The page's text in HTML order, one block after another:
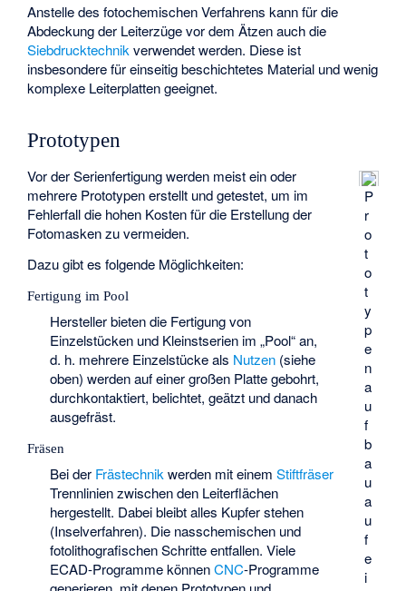
Anstelle des fotochemischen Verfahrens kann für die
Abdeckung der Leiterzüge vor dem Ätzen auch die
Siebdrucktechnik verwendet werden. Diese ist
insbesondere für einseitig beschichtetes Material und wenig
komplexe Leiterplatten geeignet.
Prototypen
P
r
o
t
o
t
y
p
e
n
a
u
f
b
a
u
a
u
f
e
i
Vor der Serienfertigung werden meist ein oder
mehrere Prototypen erstellt und getestet, um im
Fehlerfall die hohen Kosten für die Erstellung der
Fotomasken zu vermeiden.
Dazu gibt es folgende Möglichkeiten:
Fertigung im Pool
Hersteller bieten die Fertigung von
Einzelstücken und Kleinstserien im „Pool“ an,
d. h. mehrere Einzelstücke als Nutzen(siehe
oben) werden auf einer großen Platte gebohrt,
durchkontaktiert, belichtet, geätzt und danach
ausgefräst.
Fräsen
Bei der Frästechnik werden mit einem Stiftfräser
Trennlinien zwischen den Leiterflächen
hergestellt. Dabei bleibt alles Kupfer stehen
(Inselverfahren). Die nasschemischen und
fotolithografischen Schritte entfallen. Viele
ECAD-Programme könnenCNC-Programme